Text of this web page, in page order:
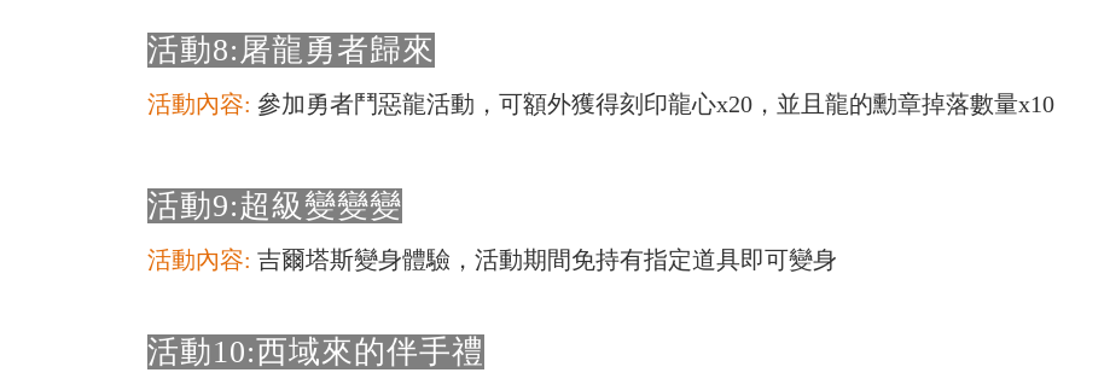
活動8:屠龍勇者歸來
活動內容: 參加勇者鬥惡龍活動，可額外獲得刻印龍心x20，並且龍的勳章掉落數量x10
活動9:超級變變變
活動內容: 吉爾塔斯變身體驗，活動期間免持有指定道具即可變身
活動10:西域來的伴手禮